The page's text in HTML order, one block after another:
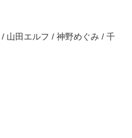
山田エルフ / 神野めぐみ / 千